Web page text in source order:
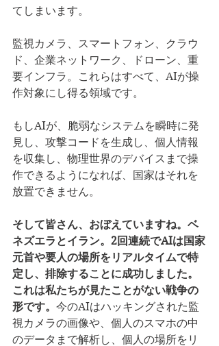
てしまいます。
監視カメラ、スマートフォン、クラウ
ド、企業ネットワーク、ドローン、重
要インフラ。これらはすべて、AIが操
作対象にし得る領域です。
もしAIが、脆弱なシステムを瞬時に発
見し、攻撃コードを生成し、個人情報
を収集し、物理世界のデバイスまで操
作できるようになれば、国家はそれを
放置できません。
そして皆さん、おぼえていますね。ベ
ネズエラとイラン。2回連続でAIは国家
元首や要人の場所をリアルタイムで特
定し、排除することに成功しました。
これは私たちが見たことがない戦争の
形です。 今のAIはハッキングされた監
視カメラの画像や、個人のスマホの中
のデータまで解析し、個人の場所をリ